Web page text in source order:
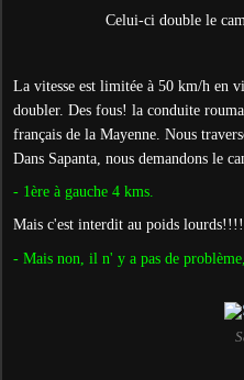
Celui-ci double le
La vitesse est limitée à 50 km/h en
doubler. Des fous! la conduite
français de la Mayenne. Nous
Dans Sapanta, nous demandons le
- 1ère à gauche 4 kms.
Mais c'est interdit au poids lourds!!!!
- Mais non, il n' y a pas de